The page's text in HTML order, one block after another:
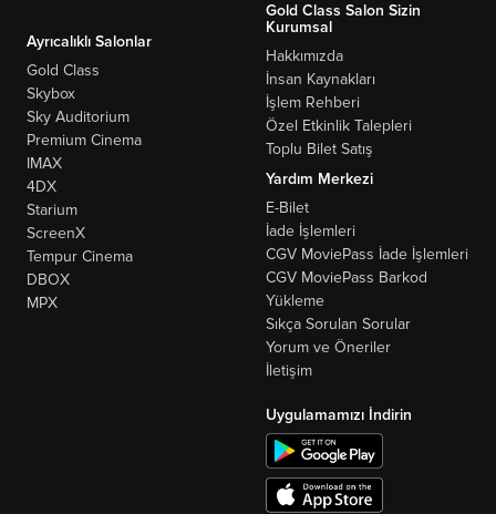
Gold Class Salon Sizin
Ayrıcalıklı Salonlar
Gold Class
Skybox
Sky Auditorium
Premium Cinema
IMAX
4DX
Starium
ScreenX
Tempur Cinema
DBOX
MPX
Kurumsal
Hakkımızda
İnsan Kaynakları
İşlem Rehberi
Özel Etkinlik Talepleri
Toplu Bilet Satış
Yardım Merkezi
E-Bilet
İade İşlemleri
CGV MoviePass İade İşlemleri
CGV MoviePass Barkod
Yükleme
Sıkça Sorulan Sorular
Yorum ve Öneriler
İletişim
Uygulamamızı İndirin